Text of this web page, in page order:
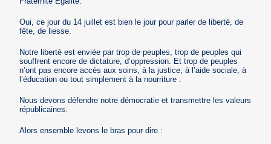
Oui, ce jour du 14 juillet est bien le jour pour parler de liberté, de
fête, de liesse.
Notre liberté est enviée par trop de peuples, trop de peuples qui
souffrent encore de dictature, d’oppression. Et trop de peuples
n’ont pas encore accès aux soins, à la justice, à l’aide sociale, à
l’éducation ou tout simplement à la nourriture .
Nous devons défendre notre démocratie et transmettre les valeurs
républicaines.
Alors ensemble levons le bras pour dire :